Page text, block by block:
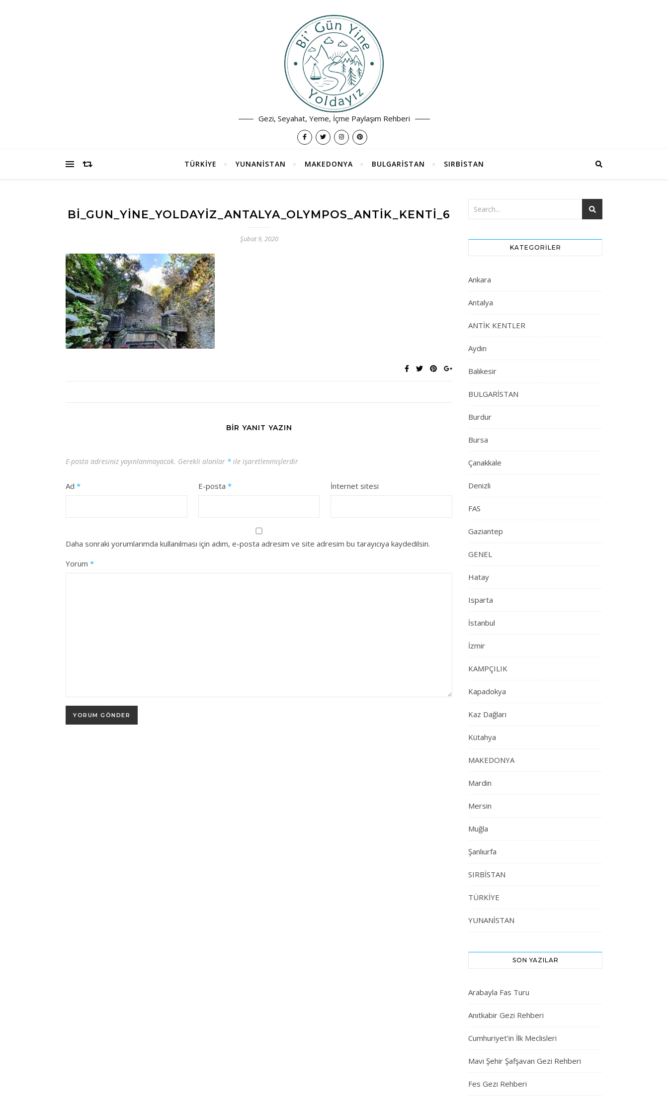
Gezi, Seyahat, Yeme, İçme Paylaşım Rehberi
TÜRKİYE YUNANİSTAN MAKEDONYA BULGARİSTAN SIRBİSTAN
BI_GUN_YINE_YOLDAYIZ_ANTALYA_OLYMPOS_ANTIK_KENTI_6
Şubat 9, 2020
BIR YANIT YAZIN
E-posta adresiniz yayınlanmayacak. Gerekli alanlar * ile işaretlenmişlerdir
Ad * E-posta * İnternet sitesi
Daha sonraki yorumlarımda kullanılması için adım, e-posta adresim ve site adresim bu tarayıcıya kaydedilsin.
Yorum *
KATEGORILER
Ankara
Antalya
ANTİK KENTLER
Aydın
Balıkesir
BULGARİSTAN
Burdur
Bursa
Çanakkale
Denizli
FAS
Gaziantep
GENEL
Hatay
Isparta
İstanbul
İzmir
KAMPÇILIK
Kapadokya
Kaz Dağları
Kütahya
MAKEDONYA
Mardin
Mersin
Muğla
Şanlıurfa
SIRBİSTAN
TÜRKİYE
YUNANİSTAN
SON YAZILAR
Arabayla Fas Turu
Anıtkabir Gezi Rehberi
Cumhuriyet’in İlk Meclisleri
Mavi Şehir Şafşavan Gezi Rehberi
Fes Gezi Rehberi